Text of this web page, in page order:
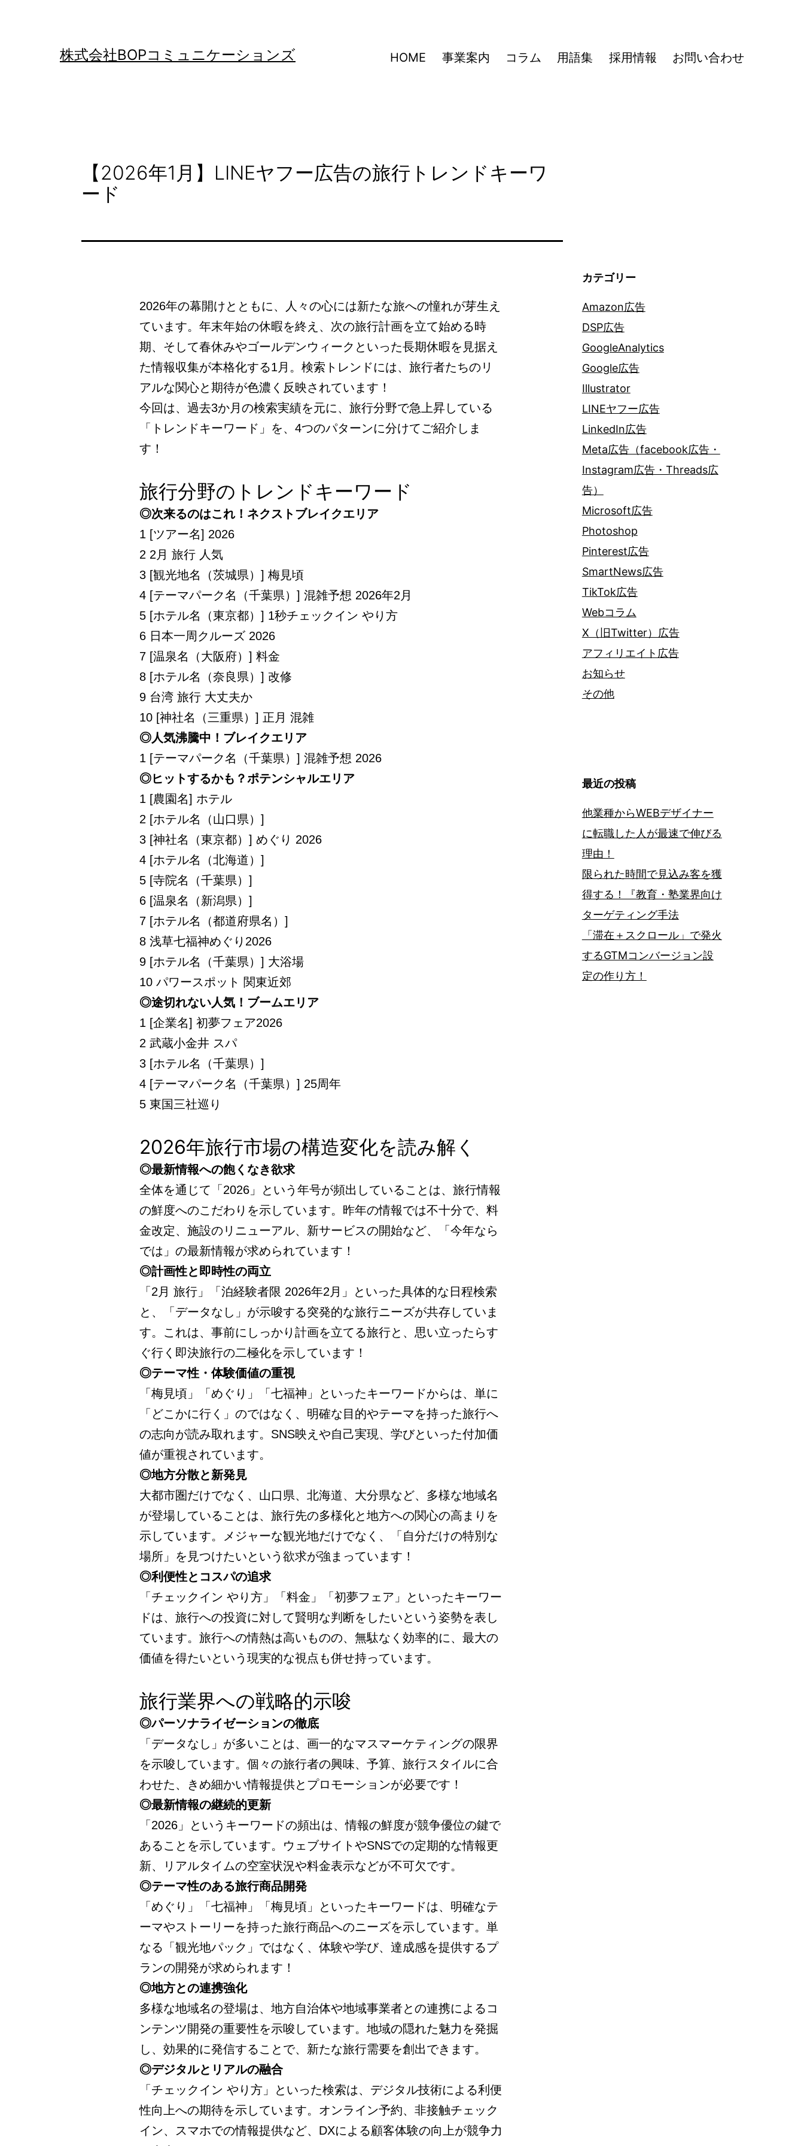
株式会社BOPコミュニケーションズ HOME 事業案内 コラム 用語集 採用情報 お問い合わせ
【2026年1月】LINEヤフー広告の旅行トレンドキーワ
ード
2026年の幕開けとともに、人々の心には新たな旅への憧れが芽生え
ています。年末年始の休暇を終え、次の旅行計画を立て始める時
期、そして春休みやゴールデンウィークといった長期休暇を見据え
た情報収集が本格化する1月。検索トレンドには、旅行者たちのリ
アルな関心と期待が色濃く反映されています！
今回は、過去3か月の検索実績を元に、旅行分野で急上昇している
「トレンドキーワード」を、4つのパターンに分けてご紹介しま
す！
旅行分野のトレンドキーワード
◎次来るのはこれ！ネクストブレイクエリア
1 [ツアー名] 2026
2 2月 旅行 人気
3 [観光地名（茨城県）] 梅見頃
4 [テーマパーク名（千葉県）] 混雑予想 2026年2月
5 [ホテル名（東京都）] 1秒チェックイン やり方
6 日本一周クルーズ 2026
7 [温泉名（大阪府）] 料金
8 [ホテル名（奈良県）] 改修
9 台湾 旅行 大丈夫か
10 [神社名（三重県）] 正月 混雑
◎人気沸騰中！ブレイクエリア
1 [テーマパーク名（千葉県）] 混雑予想 2026
◎ヒットするかも？ポテンシャルエリア
1 [農園名] ホテル
2 [ホテル名（山口県）]
3 [神社名（東京都）] めぐり 2026
4 [ホテル名（北海道）]
5 [寺院名（千葉県）]
6 [温泉名（新潟県）]
7 [ホテル名（都道府県名）]
8 浅草七福神めぐり2026
9 [ホテル名（千葉県）] 大浴場
10 パワースポット 関東近郊
◎途切れない人気！ブームエリア
1 [企業名] 初夢フェア2026
2 武蔵小金井 スパ
3 [ホテル名（千葉県）]
4 [テーマパーク名（千葉県）] 25周年
5 東国三社巡り
2026年旅行市場の構造変化を読み解く
◎最新情報への飽くなき欲求
全体を通じて「2026」という年号が頻出していることは、旅行情報
の鮮度へのこだわりを示しています。昨年の情報では不十分で、料
金改定、施設のリニューアル、新サービスの開始など、「今年なら
では」の最新情報が求められています！
◎計画性と即時性の両立
「2月 旅行」「泊経験者限 2026年2月」といった具体的な日程検索
と、「データなし」が示唆する突発的な旅行ニーズが共存していま
す。これは、事前にしっかり計画を立てる旅行と、思い立ったらす
ぐ行く即決旅行の二極化を示しています！
◎テーマ性・体験価値の重視
「梅見頃」「めぐり」「七福神」といったキーワードからは、単に
「どこかに行く」のではなく、明確な目的やテーマを持った旅行へ
の志向が読み取れます。SNS映えや自己実現、学びといった付加価
値が重視されています。
◎地方分散と新発見
大都市圏だけでなく、山口県、北海道、大分県など、多様な地域名
が登場していることは、旅行先の多様化と地方への関心の高まりを
示しています。メジャーな観光地だけでなく、「自分だけの特別な
場所」を見つけたいという欲求が強まっています！
◎利便性とコスパの追求
「チェックイン やり方」「料金」「初夢フェア」といったキーワー
ドは、旅行への投資に対して賢明な判断をしたいという姿勢を表し
ています。旅行への情熱は高いものの、無駄なく効率的に、最大の
価値を得たいという現実的な視点も併せ持っています。
旅行業界への戦略的示唆
◎パーソナライゼーションの徹底
「データなし」が多いことは、画一的なマスマーケティングの限界
を示唆しています。個々の旅行者の興味、予算、旅行スタイルに合
わせた、きめ細かい情報提供とプロモーションが必要です！
◎最新情報の継続的更新
「2026」というキーワードの頻出は、情報の鮮度が競争優位の鍵で
あることを示しています。ウェブサイトやSNSでの定期的な情報更
新、リアルタイムの空室状況や料金表示などが不可欠です。
◎テーマ性のある旅行商品開発
「めぐり」「七福神」「梅見頃」といったキーワードは、明確なテ
ーマやストーリーを持った旅行商品へのニーズを示しています。単
なる「観光地パック」ではなく、体験や学び、達成感を提供するプ
ランの開発が求められます！
◎地方との連携強化
多様な地域名の登場は、地方自治体や地域事業者との連携によるコ
ンテンツ開発の重要性を示唆しています。地域の隠れた魅力を発掘
し、効果的に発信することで、新たな旅行需要を創出できます。
◎デジタルとリアルの融合
「チェックイン やり方」といった検索は、デジタル技術による利便
性向上への期待を示しています。オンライン予約、非接触チェック
イン、スマホでの情報提供など、DXによる顧客体験の向上が競争力
カテゴリー
Amazon広告
DSP広告
GoogleAnalytics
Google広告
Illustrator
LINEヤフー広告
LinkedIn広告
Meta広告（facebook広告・
Instagram広告・Threads広
告）
Microsoft広告
Photoshop
Pinterest広告
SmartNews広告
TikTok広告
Webコラム
X（旧Twitter）広告
アフィリエイト広告
お知らせ
その他
最近の投稿
他業種からWEBデザイナー
に転職した人が最速で伸びる
理由！
限られた時間で見込み客を獲
得する！『教育・塾業界向け
ターゲティング手法
「滞在＋スクロール」で発火
するGTMコンバージョン設
定の作り方！